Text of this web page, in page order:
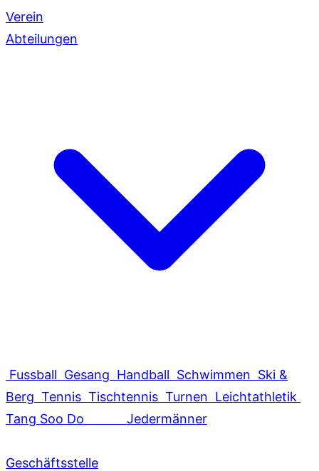
Verein
Abteilungen
Fussball Gesang Handball Schwimmen Ski &
Berg Tennis Tischtennis Turnen Leichtathletik
Tang Soo Do
Jedermänner
Geschäftsstelle